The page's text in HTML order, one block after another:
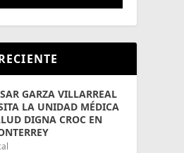
GARZA VILLARREAL
LA UNIDAD MÉDICA
DIGNA CROC EN